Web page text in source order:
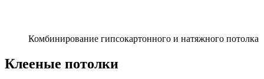
Комбинирование гипсокартонного и натяжного потолка
Клееные потолки